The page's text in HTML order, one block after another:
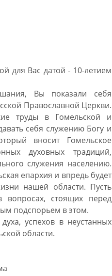
для Вас датой - 10-летием
Вы показали себя
Православной Церкви.
труды в Гомельской и
себя служению Богу и
вносит Гомельское
духовных традиций,
служения населению.
епархия и впредь будет
нашей области. Пусть
стоящих перед
подспорьем в этом.
успехов в неустанных
области.